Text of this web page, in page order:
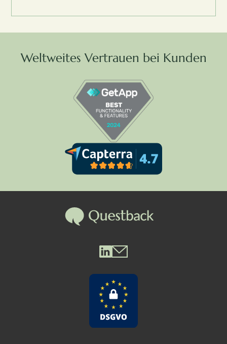
Weltweites Vertrauen bei Kunden
Questback LinkedIn
Questback Mail